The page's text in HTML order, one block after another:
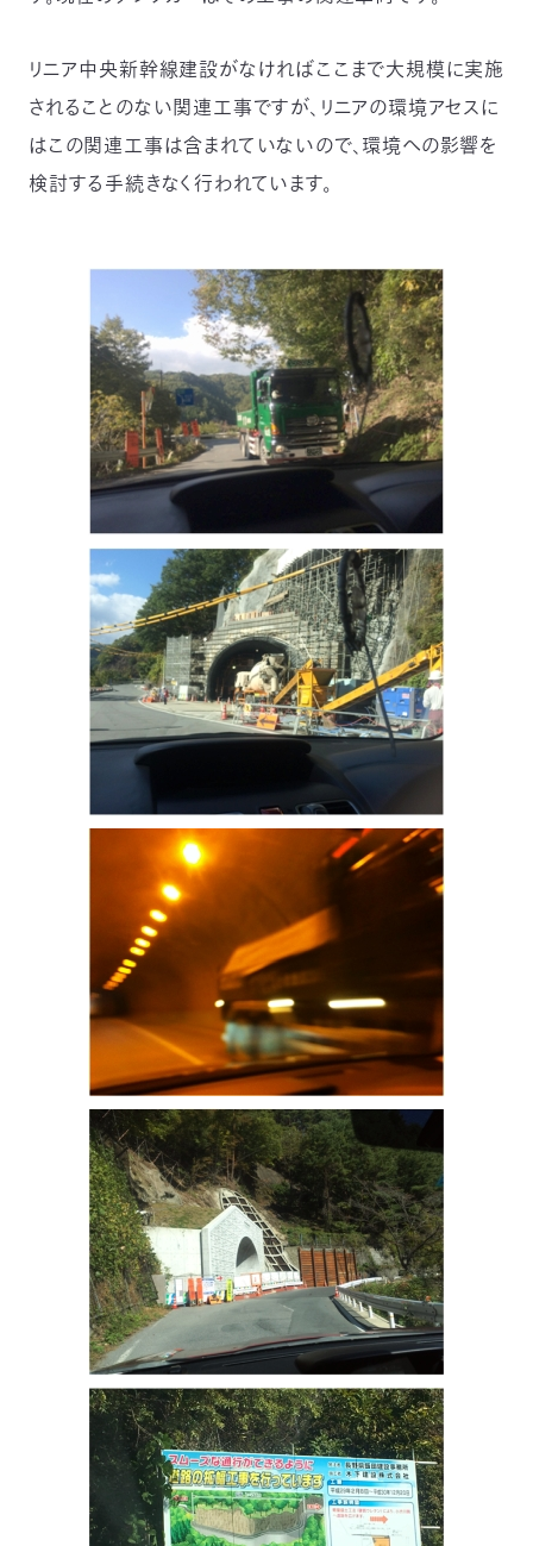
リニア中央新幹線建設がなければここまで大規模に実施
されることのない関連工事ですが、リニアの環境アセスに
はこの関連工事は含まれていないので、環境への影響を
検討する手続きなく行われています。